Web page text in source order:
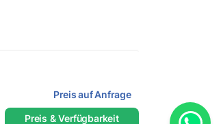
Preis auf Anfrage
Preis & Verfügbarkeit